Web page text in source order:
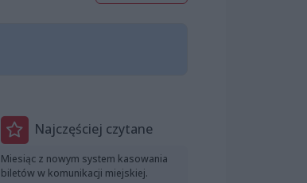
Najczęściej czytane
Miesiąc z nowym system kasowania
biletów w komunikacji miejskiej.